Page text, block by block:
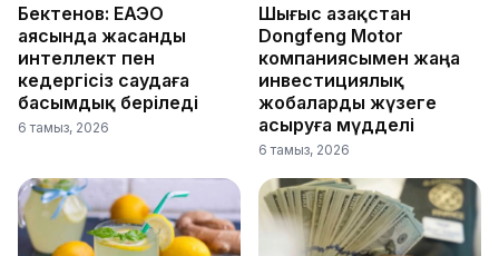
Бектенов: ЕАЭО
аясында жасанды
интеллект пен
кедергісіз саудаға
басымдық беріледі
6 тамыз, 2026
Шығыс Қазақстан
Dongfeng Motor
компаниясымен жаңа
инвестициялық
жобаларды жүзеге
асыруға мүдделі
6 тамыз, 2026